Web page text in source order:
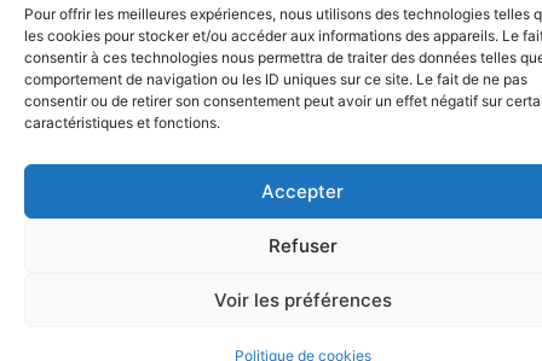
Pour offrir les meilleures expériences, nous utilisons des technologies telles
les cookies pour stocker et/ou accéder aux informations des appareils. Le
consentir à ces technologies nous permettra de traiter des données telles
comportement de navigation ou les ID uniques sur ce site. Le fait de ne pas
consentir ou de retirer son consentement peut avoir un effet négatif sur
caractéristiques et fonctions.
Accepter
Refuser
Voir les préférences
Politique de cookies